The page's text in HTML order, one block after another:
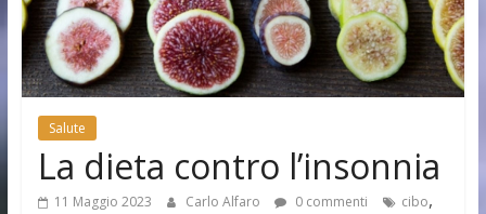
Salute
La dieta contro l’insonnia
11 Maggio 2023 Carlo Alfaro 0 commenti cibo,